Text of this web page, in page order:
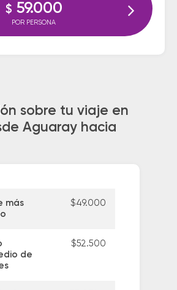
$ 59.000
POR PERSONA
sobre tu viaje en
Aguaray hacia
más
$49.000
de
$52.500